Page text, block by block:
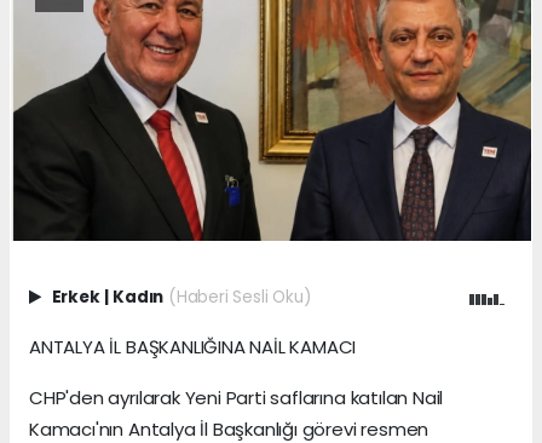
Erkek | Kadın (Haberi Sesli Oku)
ANTALYA İL BAŞKANLIĞINA NAİL KAMACI
CHP'den ayrılarak Yeni Parti saflarına katılan Nail
Kamacı'nın Antalya İl Başkanlığı görevi resmen